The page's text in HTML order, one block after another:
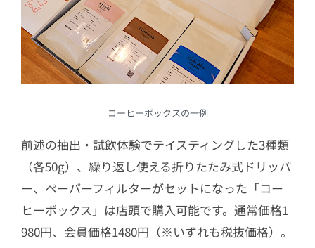
コーヒーボックスの一例
前述の抽出・試飲体験でテイスティングした3種類
（各50g）、繰り返し使える折りたたみ式ドリッパ
ー、ペーパーフィルターがセットになった「コー
ヒーボックス」は店頭で購入可能です。通常価格1
980円、会員価格1480円（※いずれも税抜価格）。